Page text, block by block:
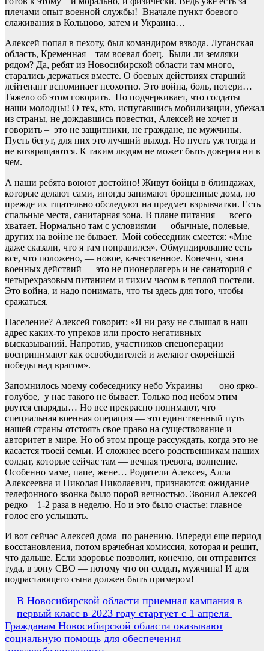
плечами опыт военной службы! Вначале пункт боевого
слаживания в Кольцово, затем и Украина…
Алексей попал в пехоту, был командиром взвода. Луганская
область, Кременная – там воевал боец. Были ли земляки
рядом? Да, ребят из Новосибирской области там много,
старались держаться вместе. О боевых действиях старший
лейтенант вспоминает неохотно. Это война, боль, потери…
Тяжело об этом говорить. Но подчеркивает, что солдаты
наши молодцы! О тех, кто, испугавшись мобилизации, убежал
из страны, не дождавшись повестки, Алексей не хочет и
говорить – это не защитники, не граждане, не мужчины.
Пусть бегут, для них это лучший выход. Но пусть уж тогда и
не возвращаются. К таким людям не может быть доверия ни в
чем.
А наши ребята воюют достойно! Живут бойцы в блиндажах,
которые делают сами, иногда занимают брошенные дома, но
прежде их тщательно обследуют на предмет взрывчатки. Есть
спальные места, санитарная зона. В плане питания — всего
хватает. Нормально там с условиями — обычные, полевые,
других на войне не бывает. Мой собеседник смеется: «Мне
даже сказали, что я там поправился». Обмундирование есть
все, что положено, — новое, качественное. Конечно, зона
военных действий — это не пионерлагерь и не санаторий с
четырехразовым питанием и тихим часом в теплой постели.
Это война, и надо понимать, что ты здесь для того, чтобы
сражаться.
Население? Алексей говорит: «Я ни разу не слышал в наш
адрес каких-то упреков или просто негативных
высказываний. Напротив, участников спецоперации
воспринимают как освободителей и желают скорейшей
победы над врагом».
Запомнилось моему собеседнику небо Украины — оно ярко-
голубое, у нас такого не бывает. Только под небом этим
рвутся снаряды… Но все прекрасно понимают, что
специальная военная операция — это единственный путь
нашей страны отстоять свое право на существование и
авторитет в мире. Но об этом проще рассуждать, когда это не
касается твоей семьи. И сложнее всего родственникам наших
солдат, которые сейчас там — вечная тревога, волнение.
Особенно маме, папе, жене… Родители Алексея, Алла
Алексеевна и Николая Николаевич, признаются: ожидание
телефонного звонка было порой вечностью. Звонил Алексей
редко – 1-2 раза в неделю. Но и это было счастье: главное
голос его услышать.
И вот сейчас Алексей дома по ранению. Впереди еще период
восстановления, потом врачебная комиссия, которая и решит,
что дальше. Если здоровье позволит, конечно, он отправится
туда, в зону СВО — потому что он солдат, мужчина! И для
подрастающего сына должен быть примером!
Навигация
по
записям
В Новосибирской области приемная кампания в
первый класс в 2023 году стартует с 1 апреля
Гражданам Новосибирской области оказывают
социальную помощь для обеспечения